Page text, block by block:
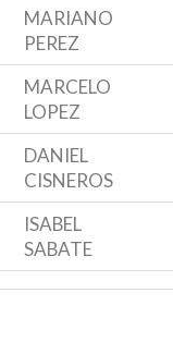
MARIANO
PEREZ
MARCELO
LOPEZ
DANIEL
CISNEROS
ISABEL
SABATE